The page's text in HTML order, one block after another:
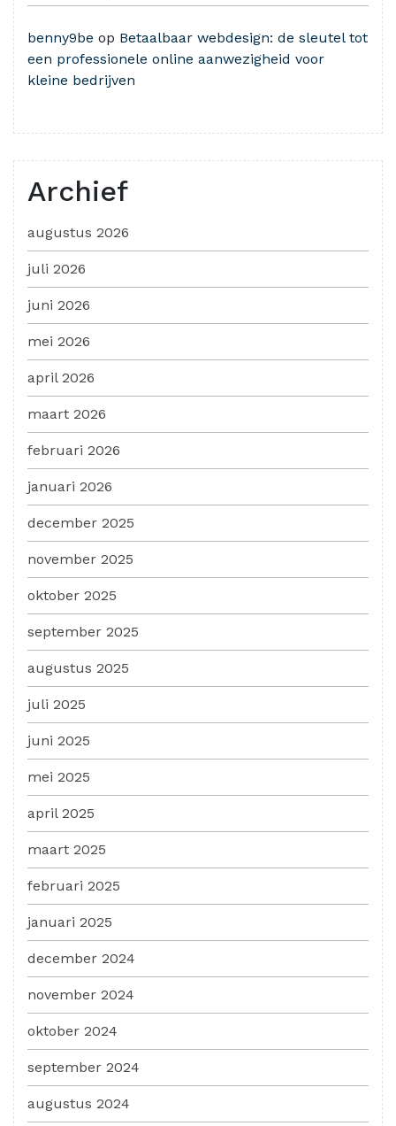
benny9be op Betaalbaar webdesign: de sleutel tot
een professionele online aanwezigheid voor
kleine bedrijven
Archief
augustus 2026
juli 2026
juni 2026
mei 2026
april 2026
maart 2026
februari 2026
januari 2026
december 2025
november 2025
oktober 2025
september 2025
augustus 2025
juli 2025
juni 2025
mei 2025
april 2025
maart 2025
februari 2025
januari 2025
december 2024
november 2024
oktober 2024
september 2024
augustus 2024